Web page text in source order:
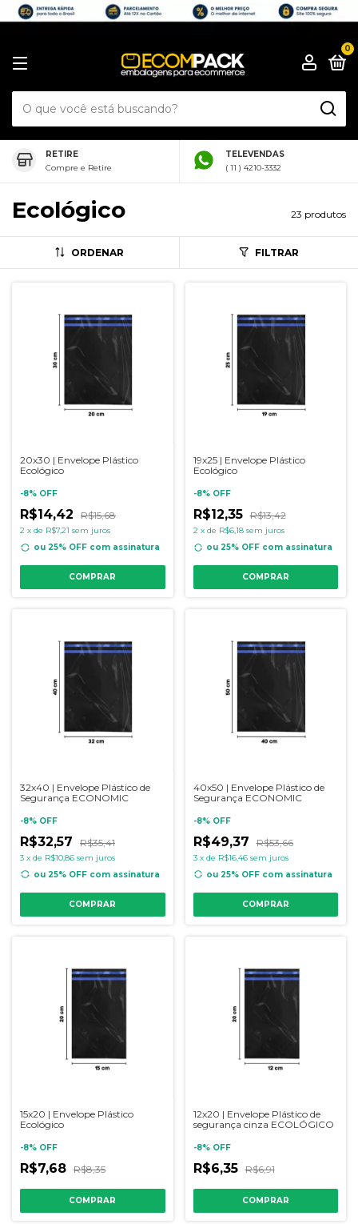
0
RETIRE
Compre e Retire
TELEVENDAS
( 11 ) 4210-3332
Ecológico 23 produtos
ORDENAR FILTRAR
20x30 | Envelope Plástico
Ecológico
-8% OFF
R$14,42 R$15,68
2 x de R$7,21 sem juros
ou 25% OFF com assinatura
COMPRAR
19x25 | Envelope Plástico
Ecológico
-8% OFF
R$12,35 R$13,42
2 x de R$6,18 sem juros
ou 25% OFF com assinatura
COMPRAR
32x40 | Envelope Plástico de
Segurança ECONOMIC
-8% OFF
R$32,57 R$35,41
3 x de R$10,86 sem juros
ou 25% OFF com assinatura
COMPRAR
40x50 | Envelope Plástico de
Segurança ECONOMIC
-8% OFF
R$49,37 R$53,66
3 x de R$16,46 sem juros
ou 25% OFF com assinatura
COMPRAR
15x20 | Envelope Plástico
Ecológico
-8% OFF
R$7,68 R$8,35
COMPRAR
12x20 | Envelope Plástico de
segurança cinza ECOLÓGICO
-8% OFF
R$6,35 R$6,91
COMPRAR